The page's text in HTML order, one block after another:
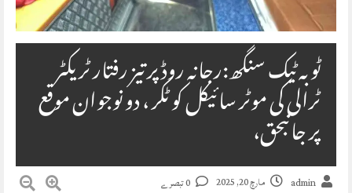
ٹوبہ ٹیک سنگھ:رجانہ روڈ پر تیز رفتار ٹریکٹر
ٹرالی کی موٹر سائیکل کو ٹکر ، دو نوجوان موقع
پر جانبحق،
admin مارچ 20, 2025